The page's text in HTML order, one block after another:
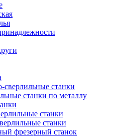
сверлильные станки
станки по металлу
станки
станки
фрезерный станок